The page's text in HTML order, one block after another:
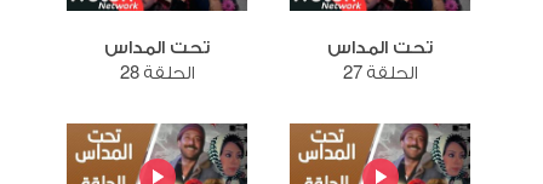
تحت المداس
الحلقة 27
تحت المداس
الحلقة 28